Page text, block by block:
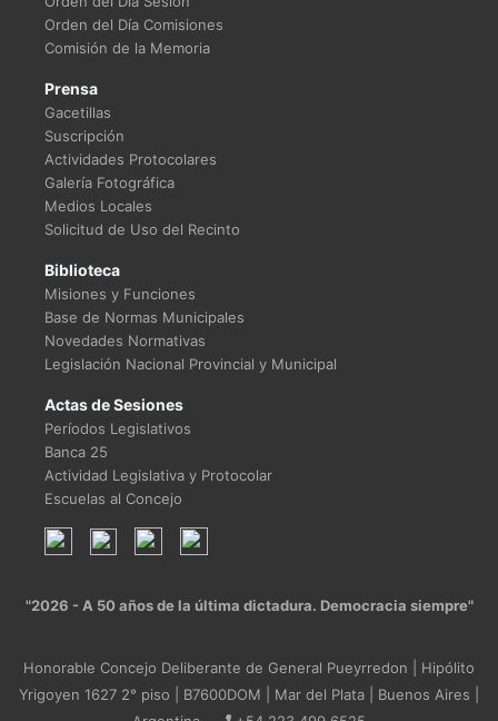
Orden del Día Comisiones
Comisión de la Memoria
Prensa
Gacetillas
Suscripción
Actividades Protocolares
Galería Fotográfica
Medios Locales
Solicitud de Uso del Recinto
Biblioteca
Misiones y Funciones
Base de Normas Municipales
Novedades Normativas
Legislación Nacional Provincial y Municipal
Actas de Sesiones
Períodos Legislativos
Banca 25
Actividad Legislativa y Protocolar
Escuelas al Concejo
"2026 - A 50 años de la última dictadura. Democracia siempre"
Honorable Concejo Deliberante de General Pueyrredon | Hipólito
Yrigoyen 1627 2° piso | B7600DOM | Mar del Plata | Buenos Aires |